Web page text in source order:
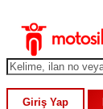
Giriş Yap